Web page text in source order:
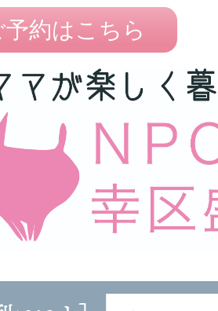
約はこちら